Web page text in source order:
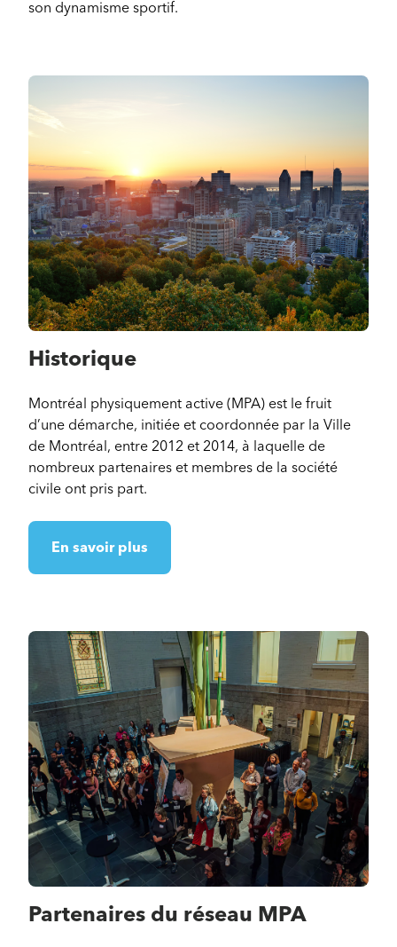
son dynamisme sportif.
Historique
Montréal physiquement active (MPA) est le fruit
d’une démarche, initiée et coordonnée par la Ville
de Montréal, entre 2012 et 2014, à laquelle de
nombreux partenaires et membres de la société
civile ont pris part.
En savoir plus
Partenaires du réseau MPA